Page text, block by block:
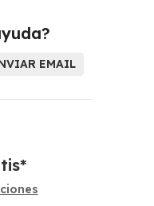
EMAIL